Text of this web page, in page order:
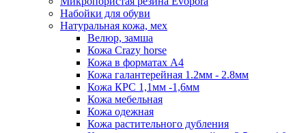
Набойки для обуви
Натуральная кожа, мех
Велюр, замша
Кожа Crazy horse
Кожа в форматах А4
Кожа галантерейная 1.2мм - 2.8мм
Кожа КРС 1,1мм -1,6мм
Кожа мебельная
Кожа одежная
Кожа растительного дубления